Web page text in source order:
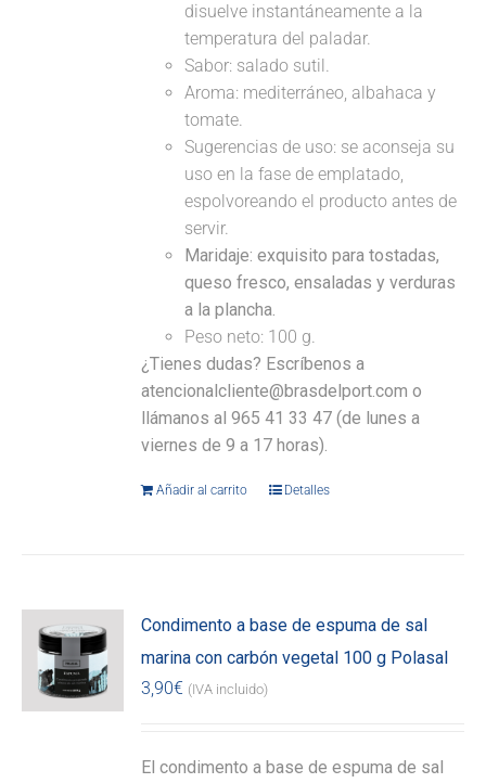
disuelve instantáneamente a la
temperatura del paladar.
Sabor: salado sutil.
Aroma: mediterráneo, albahaca y
tomate.
Sugerencias de uso: se aconseja su
uso en la fase de emplatado,
espolvoreando el producto antes de
servir.
Maridaje: exquisito para tostadas,
queso fresco, ensaladas y verduras
a la plancha.
Peso neto: 100 g.
¿Tienes dudas? Escríbenos a
atencionalcliente@brasdelport.com o
llámanos al 965 41 33 47 (de lunes a
viernes de 9 a 17 horas).
Añadir al carrito Detalles
Condimento a base de espuma de sal
marina con carbón vegetal 100 g Polasal
3,90€ (IVA incluido)
El condimento a base de espuma de sal